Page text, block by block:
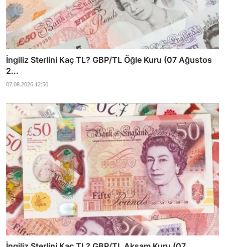
İngiliz Sterlini Kaç TL? GBP/TL Öğle Kuru (07 Ağustos
2...
07.08.2026 12:50